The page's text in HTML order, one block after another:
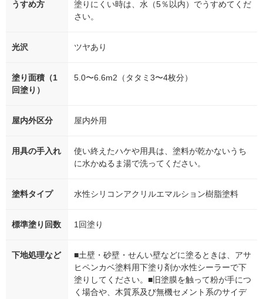
うすめ方
塗りにくい時は、水（5％以内）でうすめてくだ
さい。
光沢 ツヤあり
塗り面積（1
回塗り）
5.0〜6.6m2（タタミ3〜4枚分）
屋内外区分 屋内外用
用具の手入れ
使い終えたハケや用具は、塗料が乾かないうち
に水かぬるま湯で洗ってください。
塗料タイプ 水性シリコンアクリルエマルション樹脂塗料
標準塗り回数 1回塗り
下地処理など
■土壁・砂壁・せんい壁などに塗るときは、アサ
ヒペンカベ塗料用下塗り剤か水性シーラーで下
塗りしてください。■旧塗膜を触って粉が手につ
く場合や、木質系及び無機セメント系のサイデ